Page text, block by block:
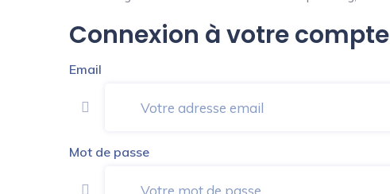
Connexion à votre compte
Email
Mot de passe